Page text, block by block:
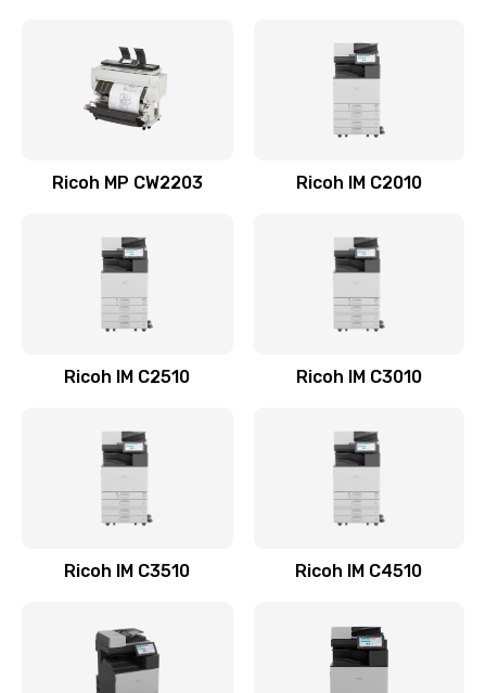
Ricoh MP CW2203 Ricoh IM C2010
Ricoh IM C2510 Ricoh IM C3010
Ricoh IM C3510 Ricoh IM C4510